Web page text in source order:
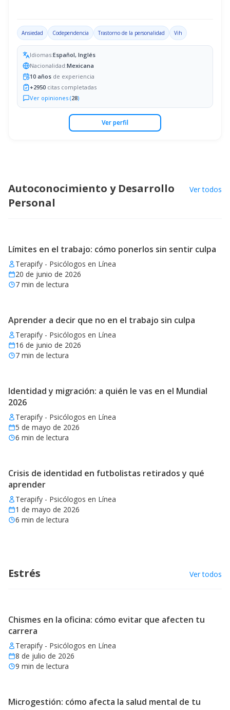
Ansiedad Codependencia Trastorno de la personalidad Vih
Idiomas:Español, Inglés
Nacionalidad:Mexicana
10 años de experiencia
+2950 citas completadas
Ver opiniones (28)
Ver perfil
Autoconocimiento y Desarrollo
Personal
Ver todos
Límites en el trabajo: cómo ponerlos sin sentir culpa
Terapify - Psicólogos en Línea
20 de junio de 2026
7 min de lectura
Aprender a decir que no en el trabajo sin culpa
Terapify - Psicólogos en Línea
16 de junio de 2026
7 min de lectura
Identidad y migración: a quién le vas en el Mundial
2026
Terapify - Psicólogos en Línea
5 de mayo de 2026
6 min de lectura
Crisis de identidad en futbolistas retirados y qué
aprender
Terapify - Psicólogos en Línea
1 de mayo de 2026
6 min de lectura
Estrés Ver todos
Chismes en la oficina: cómo evitar que afecten tu
carrera
Terapify - Psicólogos en Línea
8 de julio de 2026
9 min de lectura
Microgestión: cómo afecta la salud mental de tu